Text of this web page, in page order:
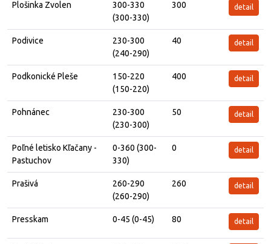
Plošinka Zvolen
300-330
(300-330)
300 detail
Podivice
230-300
(240-290)
40 detail
Podkonické Pleše
150-220
(150-220)
400 detail
Pohnánec
230-300
(230-300)
50 detail
Poľné letisko Kľačany -
Pastuchov
0-360 (300-
330)
0 detail
Prašivá
260-290
(260-290)
260 detail
Presskam 0-45 (0-45) 80 detail